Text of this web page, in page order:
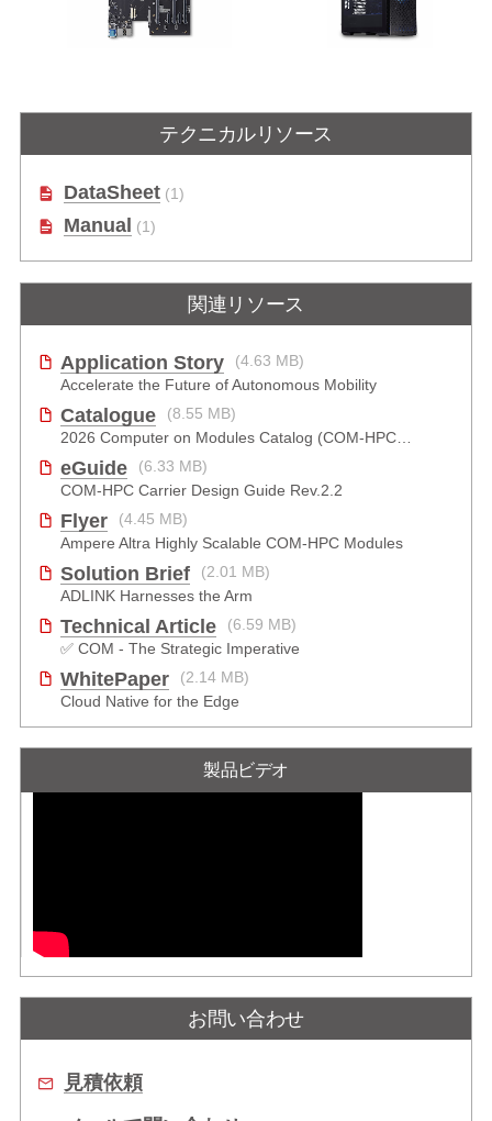
拡張ATXフォームファクタのCOM-
HPC Serverリファレンスキャリア
Platform
Ampere® Altra® SoCベースCOM-
テクニカルリソース
DataSheet(1)
Manual (1)
関連リソース
Application Story
(4.63 MB)
Accelerate the Future of Autonomous Mobility
Catalogue
(8.55 MB)
2026 Computer on Modules Catalog (COM-HPC, COM Express , SMARC, OSM, Qseven and ETX)
eGuide
(6.33 MB)
COM-HPC Carrier Design Guide Rev.2.2
Flyer
(4.45 MB)
Ampere Altra Highly Scalable COM-HPC Modules
Solution Brief
(2.01 MB)
ADLINK Harnesses the Arm
Technical Article
(6.59 MB)
✅ COM - The Strategic Imperative
WhitePaper
(2.14 MB)
Cloud Native for the Edge
製品ビデオ
お問い合わせ
見積依頼